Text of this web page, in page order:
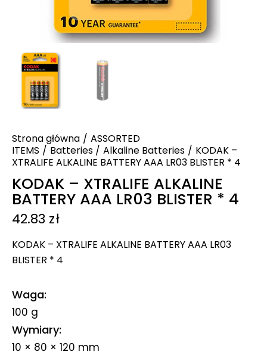
Strona główna
ASSORTED
ITEMS
Batteries Alkaline Batteries
KODAK –
XTRALIFE ALKALINE BATTERY AAA LR03 BLISTER * 4
KODAK – XTRALIFE ALKALINE
BATTERY AAA LR03 BLISTER * 4
42.83 zł
KODAK – XTRALIFE ALKALINE BATTERY AAA LR03
BLISTER * 4
Waga
100 g
Wymiary
10 × 80 × 120 mm